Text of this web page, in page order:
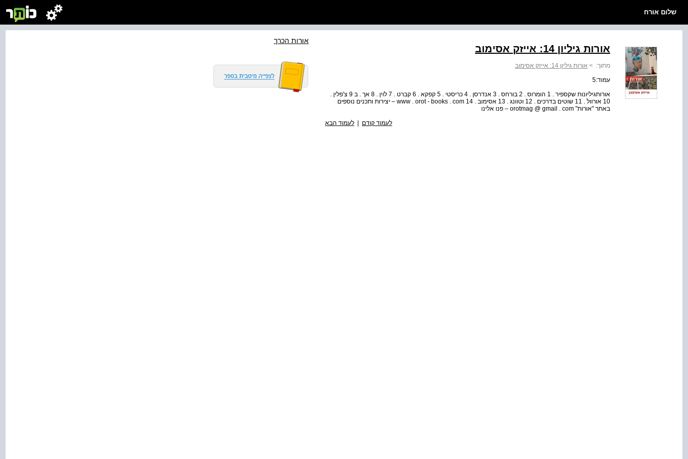
שלום אורח
אורות גיליון 14: אייזק אסימוב
מתוך: > אורות גיליון 14: אייזק אסימוב
עמוד:5
אורותגיליונות שקספיר . 1 הומרוס . 2 בורחס . 3 אנדרסן . 4 כריסטי . 5 קפקא . 6 קברט . 7 לוין . 8 אך . ב 9 צ'פלין .
10 אורוול . 11 שוטים בדרכים . 12 וטוונג . 13 אסימוב . 14 www . orot - books . com – יצירות ותכנים נוספים
באתר "אורות" orotmag @ gmail . com – פנו אלינו
לעמוד קודם | לעמוד הבא
אורות הכרך